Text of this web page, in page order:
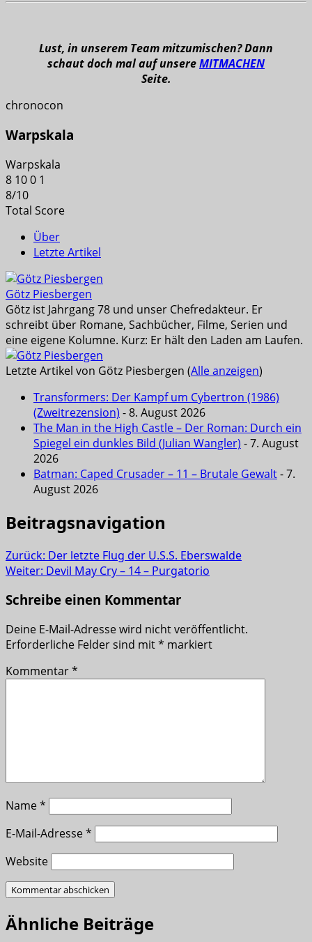
Lust, in unserem Team mitzumischen? Dann
schaut doch mal auf unsereMITMACHEN
Seite.
chronocon
Warpskala
Warpskala
8 100 1
8/10
Total Score
Über
Letzte Artikel
Götz Piesbergen
Götz ist Jahrgang 78 und unser Chefredakteur. Er
schreibt über Romane, Sachbücher, Filme, Serien und
eine eigene Kolumne. Kurz: Er hält den Laden am Laufen.
Letzte Artikel von Götz Piesbergen (Alle anzeigen)
Transformers: Der Kampf um Cybertron (1986)
(Zweitrezension) - 8. August 2026
The Man in the High Castle – Der Roman: Durch ein
Spiegel ein dunkles Bild (Julian Wangler) - 7. August
2026
Batman: Caped Crusader – 11 – Brutale Gewalt- 7.
August 2026
Beitragsnavigation
Zurück: Der letzte Flug der U.S.S. Eberswalde
Weiter: Devil May Cry – 14 – Purgatorio
Schreibe einen Kommentar
Deine E-Mail-Adresse wird nicht veröffentlicht.
Erforderliche Felder sind mit* markiert
Kommentar*
Name*
E-Mail-Adresse*
Website
Ähnliche Beiträge